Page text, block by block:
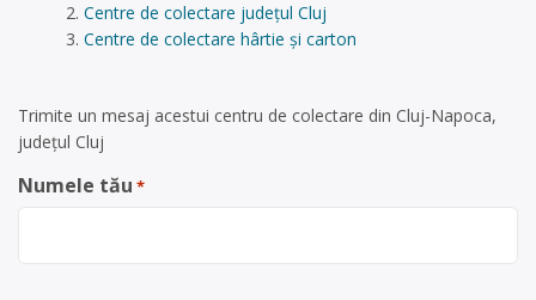
Centre de colectare județul Cluj
Centre de colectare hârtie și carton
Trimite un mesaj acestui centru de colectare din Cluj-Napoca,
județul Cluj
Numele tău *